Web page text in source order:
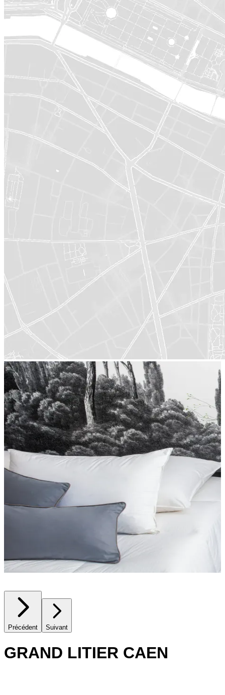
Précédent Suivant
GRAND LITIER CAEN